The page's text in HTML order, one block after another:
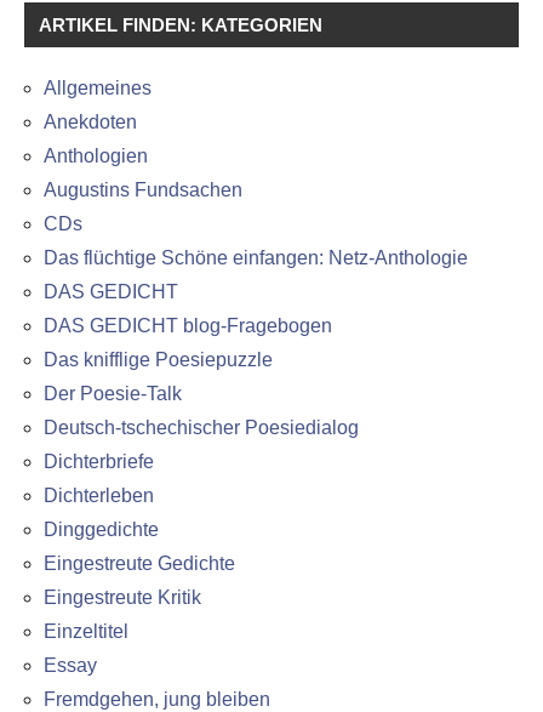
ARTIKEL FINDEN: KATEGORIEN
Allgemeines
Anekdoten
Anthologien
Augustins Fundsachen
CDs
Das flüchtige Schöne einfangen: Netz-Anthologie
DAS GEDICHT
DAS GEDICHT blog-Fragebogen
Das knifflige Poesiepuzzle
Der Poesie-Talk
Deutsch-tschechischer Poesiedialog
Dichterbriefe
Dichterleben
Dinggedichte
Eingestreute Gedichte
Eingestreute Kritik
Einzeltitel
Essay
Fremdgehen, jung bleiben